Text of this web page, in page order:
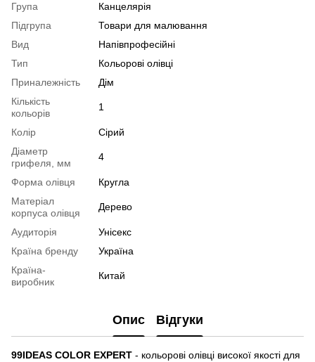
Група
Канцелярія
Підгрупа
Товари для малювання
Вид
Напівпрофесійні
Тип
Кольорові олівці
Приналежність
Дім
Кількість
кольорів
1
Колір
Сірий
Діаметр
грифеля, мм
4
Форма олівця
Кругла
Матеріал
корпуса олівця
Дерево
Аудиторія
Унісекс
Країна бренду
Україна
Країна-
виробник
Китай
Опис Відгуки
99IDEAS COLOR EXPERT - кольорові олівці високої якості для